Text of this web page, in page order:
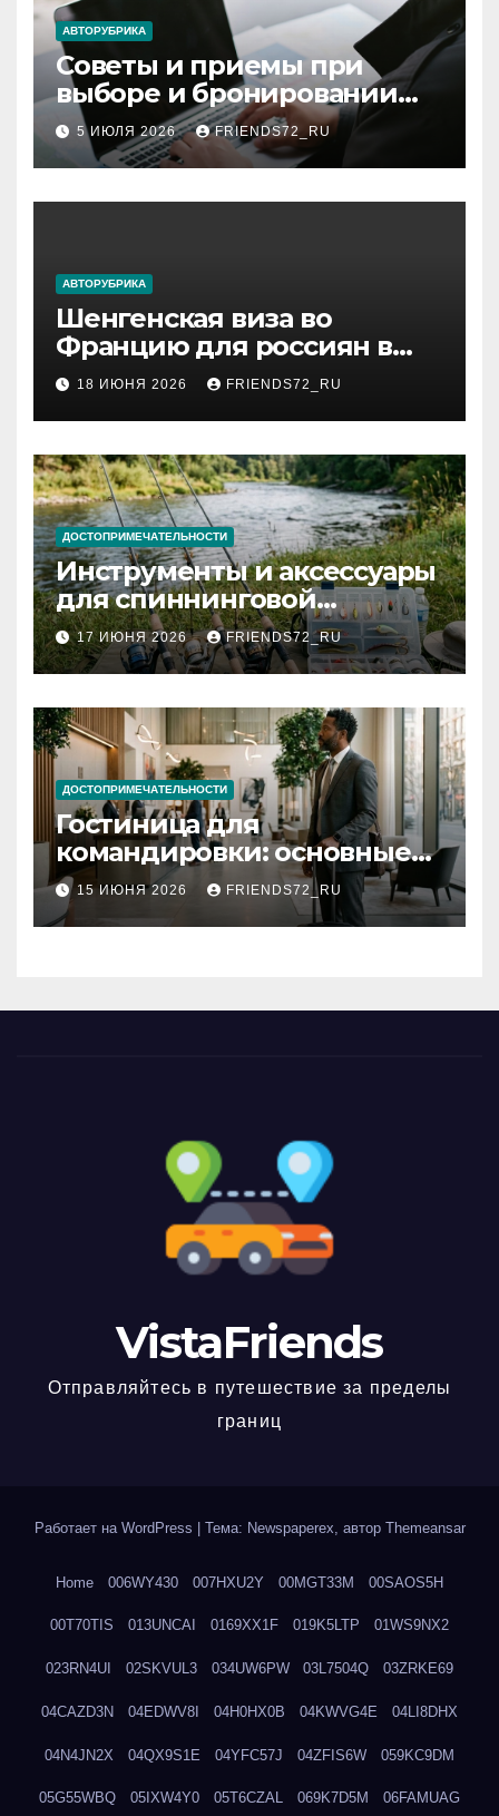
АВТОРУБРИКА
Советы и приемы при
выборе и бронировании
авиабилетов
5 ИЮЛЯ 2026 FRIENDS72_RU
АВТОРУБРИКА
Шенгенская виза во
Францию для россиян в
2026 году: сроки от 3 дней
и список необходимых
документов
18 ИЮНЯ 2026 FRIENDS72_RU
ДОСТОПРИМЕЧАТЕЛЬНОСТИ
Инструменты и аксессуары
для спиннинговой
рыбалки: назначение и
типы
17 ИЮНЯ 2026 FRIENDS72_RU
ДОСТОПРИМЕЧАТЕЛЬНОСТИ
Гостиница для
командировки: основные
критерии выбора
15 ИЮНЯ 2026 FRIENDS72_RU
VistaFriends
Отправляйтесь в путешествие за пределы
границ
Работает на WordPress Тема: Newspaperex, автор Themeansar
Home 006WY430 007HXU2Y 00MGT33M 00SAOS5H
00T70TIS 013UNCAI 0169XX1F 019K5LTP 01WS9NX2
023RN4UI 02SKVUL3 034UW6PW 03L7504Q 03ZRKE69
04CAZD3N 04EDWV8I 04H0HX0B 04KWVG4E 04LI8DHX
04N4JN2X 04QX9S1E 04YFC57J 04ZFIS6W 059KC9DM
05G55WBQ 05IXW4Y0 05T6CZAL 069K7D5M 06FAMUAG